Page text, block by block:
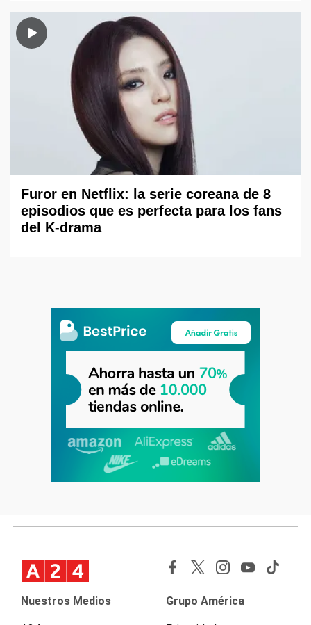
Furor en Netflix: la serie coreana de 8
episodios que es perfecta para los fans
del K-drama
Nuestros Medios Grupo América